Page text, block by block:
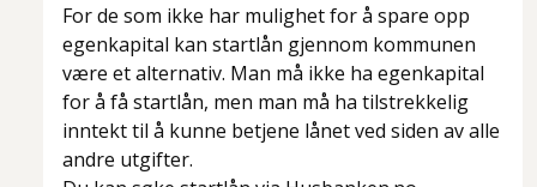
For de som ikke har mulighet for å spare opp
egenkapital kan startlån gjennom kommunen
være et alternativ. Man må ikke ha egenkapital
for å få startlån, men man må ha tilstrekkelig
inntekt til å kunne betjene lånet ved siden av alle
andre utgifter.